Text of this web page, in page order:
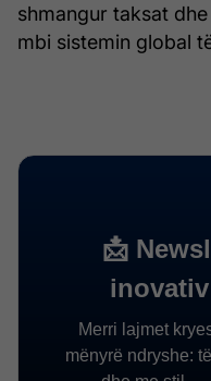
shmangur taksat
mbi sistemin global